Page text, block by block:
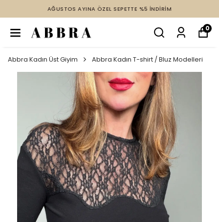
AĞUSTOS AYINA ÖZEL SEPETTE %5 İNDİRİM
0
Abbra Kadın Üst Giyim Abbra Kadın T-shirt / Bluz Modelleri